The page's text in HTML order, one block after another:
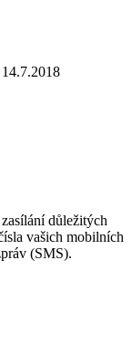
důležitých
vašich mobilních
(SMS).